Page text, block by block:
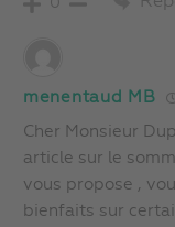
menentaud MB
Cher Monsieur
article sur le
vous propose ,
bienfaits sur